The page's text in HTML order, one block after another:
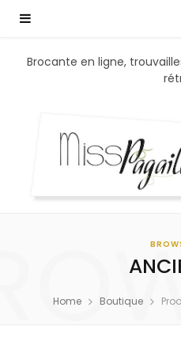
Brocante en ligne,
Home Boutique